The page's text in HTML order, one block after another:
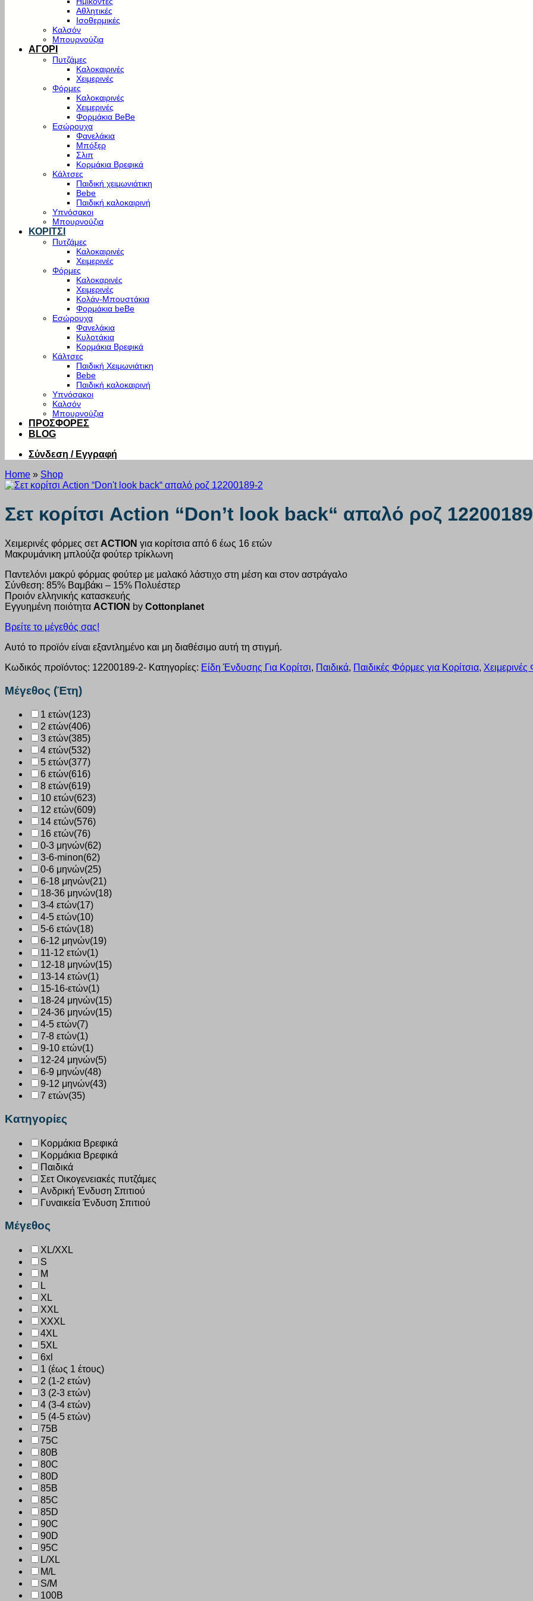
Αθλητικές
Ισοθερμικές
Καλσόν
Μπουρνούζια
ΑΓΟΡΙ
Πυτζάμες
Καλοκαιρινές
Χειμερινές
Φόρμες
Καλοκαιρινές
Χειμερινές
Φορμάκια BeBe
Εσώρουχα
Φανελάκια
Μπόξερ
Σλιπ
Κορμάκια Βρεφικά
Κάλτσες
Παιδική χειμωνιάτικη
Bebe
Παιδική καλοκαιρινή
Υπνόσακοι
Μπουρνούζια
ΚΟΡΙΤΣΙ
Πυτζάμες
Καλοκαιρινές
Χειμερινές
Φόρμες
Καλοκαρινές
Χειμερινές
Κολάν-Μπουστάκια
Φορμάκια beBe
Εσώρουχα
Φανελάκια
Κυλοτάκια
Κορμάκια Βρεφικά
Κάλτσες
Παιδική Χειμωνιάτικη
Bebe
Παιδική καλοκαιρινή
Υπνόσακοι
Καλσόν
Μπουρνούζια
ΠΡΟΣΦΟΡΕΣ
BLOG
Σύνδεση / Εγγραφή
Home » Shop
Σετ κορίτσι Action “Don’t look back“ απαλό ροζ
Χειμερινές φόρμες σετ ACTION για κορίτσια από 6 έως 16 ετών
Μακρυμάνικη μπλούζα φούτερ τρίκλωνη
Παντελόνι μακρύ φόρμας φούτερ με μαλακό λάστιχο στη μέση και στον αστράγαλο
Σύνθεση: 85% Βαμβάκι – 15% Πολυέστερ
Προιόν ελληνικής κατασκευής
Εγγυημένη ποιότητα ACTION by Cottonplanet
Βρείτε το μέγεθός σας!
Αυτό το προϊόν είναι εξαντλημένο και μη διαθέσιμο αυτή τη στιγμή.
Κωδικός προϊόντος: 12200189-2- Κατηγορίες: Είδη Ένδυσης Για Κορίτσι, Παιδικά, Παιδικές Φόρμες για Κορίτσια,
Μέγεθος (Έτη)
1 ετών(123)
2 ετών(406)
3 ετών(385)
4 ετών(532)
5 ετών(377)
6 ετών(616)
8 ετών(619)
10 ετών(623)
12 ετών(609)
14 ετών(576)
16 ετών(76)
0-3 μηνών(62)
3-6-minon(62)
0-6 μηνών(25)
6-18 μηνών(21)
18-36 μηνών(18)
3-4 ετών(17)
4-5 ετών(10)
5-6 ετών(18)
6-12 μηνών(19)
11-12 ετών(1)
12-18 μηνών(15)
13-14 ετών(1)
15-16-ετών(1)
18-24 μηνών(15)
24-36 μηνών(15)
4-5 ετών(7)
7-8 ετών(1)
9-10 ετών(1)
12-24 μηνών(5)
6-9 μηνών(48)
9-12 μηνών(43)
7 ετών(35)
Κατηγορίες
Κορμάκια Βρεφικά
Κορμάκια Βρεφικά
Παιδικά
Σετ Οικογενειακές πυτζάμες
Ανδρική Ένδυση Σπιτιού
Γυναικεία Ένδυση Σπιτιού
Μέγεθος
XL/XXL
S
M
L
XL
XXL
XXXL
4XL
5XL
6xl
1 (έως 1 έτους)
2 (1-2 ετών)
3 (2-3 ετών)
4 (3-4 ετών)
5 (4-5 ετών)
75B
75C
80B
80C
80D
85B
85C
85D
90C
90D
95C
L/XL
M/L
S/M
100B